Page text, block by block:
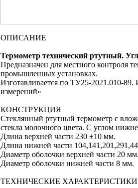
ОПИСАHИЕ
Термометр технический ртутный.
Предназначен для местного контроля
промышленных установках.
Изготавливается по ТУ25-2021.010-
измерений»
КОНСТРУКЦИЯ
Стеклянный ртутный термометр с
стекла молочного цвета. С углом
Длина верхней части 230 ±10 мм.
Длина нижней части
Диаметр оболочки верхней части 20 мм.
Диаметр оболочки нижней части 8 мм.
ТЕХНИЧЕСКИЕ ХАРАКТЕРИСТИКИ